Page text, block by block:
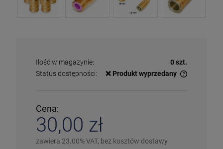
Ilość w magazynie:
0 szt.
Status dostępności:
❌ Produkt wyprzedany
Wyprzedany
Na zamówienie – w ciągu 2-5 dni
Wycofany – produkt wycofany z oferty
Więcej informacji na temat statusów dostępności
Cena:
30,00 zł
zawiera 23.00% VAT, bez kosztów dostawy